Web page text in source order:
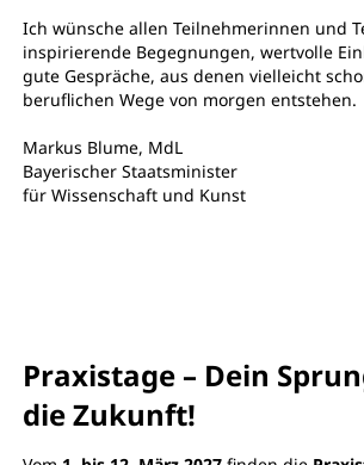
Ich wünsche allen Teilnehmerinnen und
inspirierende Begegnungen, wertvolle
gute Gespräche, aus denen vielleicht
beruflichen Wege von morgen entstehen.
Markus Blume, MdL
Bayerischer Staatsminister
für Wissenschaft und Kunst
Praxistage – Dein
die Zukunft!